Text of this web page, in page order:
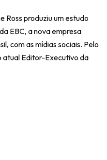
Ross produziu um estudo
EBC, a nova empresa
com as mídias sociais. Pelo
atual Editor-Executivo da